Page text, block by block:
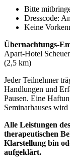
Bitte
Dresscode:
Keine
Übernachtungs-
Apart-Hotel
(2,5 km)
Jeder Teilnehmer
Handlungen und
Pausen. Eine
Seminarhauses wird
Alle Leistungen
therapeutischen
Klarstellung bin
aufgeklärt.